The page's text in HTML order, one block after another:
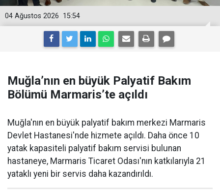
15:54
04 Ağustos 2026
Muğla’nın en büyük Palyatif Bakım
Bölümü Marmaris’te açıldı
Muğla'nın en büyük palyatif bakım merkezi Marmaris
Devlet Hastanesi'nde hizmete açıldı. Daha önce 10
yatak kapasiteli palyatif bakım servisi bulunan
hastaneye, Marmaris Ticaret Odası'nın katkılarıyla 21
yataklı yeni bir servis daha kazandırıldı.